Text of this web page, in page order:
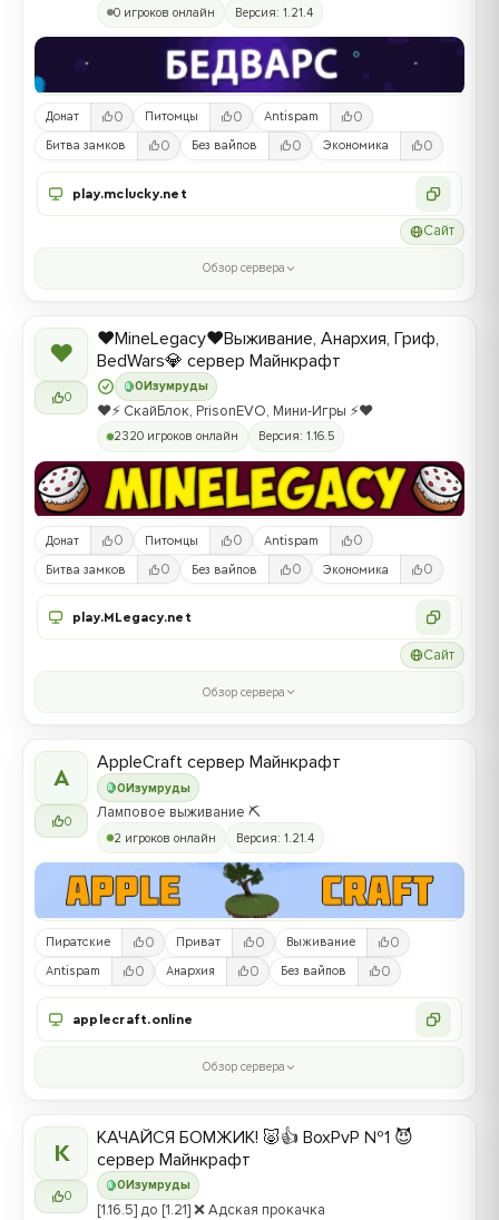
0 игроков онлайн Версия: 1.21.4
Донат 0 Питомцы 0 Antispam 0
Битва замков 0 Без вайпов 0 Экономика 0
play.mclucky.net
Сайт
Обзор сервера
❤
0
0 Изумруды
❤️MineLegacy❤️Выживание, Анархия, Гриф,
BedWars💎 сервер Майнкрафт
❤️⚡️ СкайБлок, PrisonEVO, Мини-Игры ⚡️❤️
2320 игроков онлайн Версия: 1.16.5
Донат 0 Питомцы 0 Antispam 0
Битва замков 0 Без вайпов 0 Экономика 0
play.MLegacy.net
Сайт
Обзор сервера
A
0
0Изумруды
AppleCraft сервер Майнкрафт
Ламповое выживание ⛏️
2 игроков онлайн Версия: 1.21.4
Пиратские 0 Приват 0 Выживание 0
Antispam 0 Анархия 0 Без вайпов 0
applecraft.online
Обзор сервера
К
0
0 Изумруды
КАЧАЙСЯ БОМЖИК! 🐷👍 BoxPvP №1 😈
сервер Майнкрафт
[1.16.5] до [1.21] ❌ Адская прокачка